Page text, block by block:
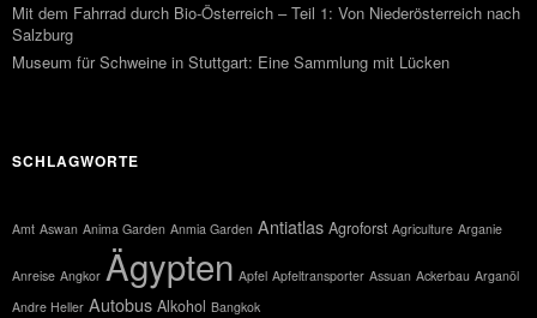
Mit dem Fahrrad durch Bio-Österreich – Teil 1: Von Niederösterreich nach
Salzburg
Museum für Schweine in Stuttgart: Eine Sammlung mit Lücken
SCHLAGWORTE
Amt Aswan Anima Garden Anmia Garden Antiatlas Agroforst Agriculture Arganie
Anreise Angkor Ägypten Apfel Apfeltransporter Assuan Ackerbau Arganöl
Andre Heller Autobus Alkohol Bangkok